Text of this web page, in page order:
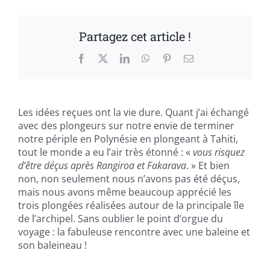
Partagez cet article !
Facebook LinkedInWhatsApp
PinterestEmail
Les idées reçues ont la vie dure. Quant j’ai échangé
avec des plongeurs sur notre envie de terminer
notre périple en Polynésie en plongeant à Tahiti,
tout le monde a eu l’air très étonné : « vous risquez
d’être déçus après Rangiroa et Fakarava. » Et bien
non, non seulement nous n’avons pas été déçus,
mais nous avons même beaucoup apprécié les
trois plongées réalisées autour de la principale île
de l’archipel. Sans oublier le point d’orgue du
voyage : la fabuleuse rencontre avec une baleine et
son baleineau !